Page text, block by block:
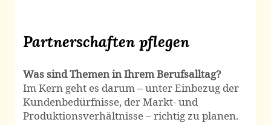
Partnerschaften pflegen
Was sind Themen in Ihrem Berufsalltag?
Im Kern geht es darum – unter Einbezug der
Kunden­bedürfnisse, der Markt- und
Produktions­verhältnisse – richtig zu planen.